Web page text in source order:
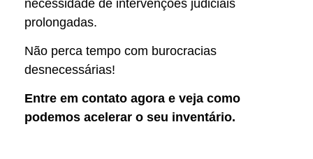
necessidade de intervenções judiciais
prolongadas.
Não perca tempo com burocracias
desnecessárias!
Entre em contato agora e veja como
podemos acelerar o seu inventário.